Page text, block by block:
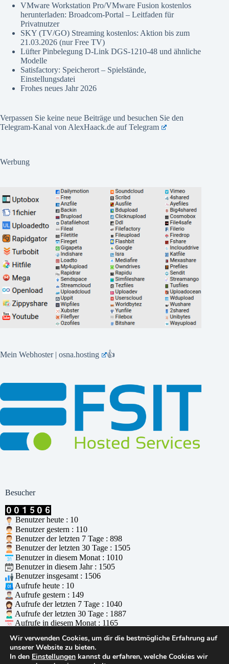
VMware Workstation Pro/VMware Fusion kostenlos
herunterladen: Broadcom-Portal – Leitfaden für
Privatnutzer
SKY (TV/GO) Streaming kostenlos: Aktion bis zum
21.03.2026 (nur Free TV)
Lüfter Pinbelegung D-Link DGS-1210-48 und ähnliche
Modelle
Satisfactory: Speicherort – Spielstände,
Einstellungsdatei
Frohes neues Jahr 2026
Verpassen Sie keine neue Beiträge und besuchen Sie den
Telegram-Kanal von AlexHaack.de aufTelegram
Werbung
Mein Webhoster | osna.hosting 👍
Besucher
Benutzer heute : 10
Benutzer gestern : 110
Benutzer der letzten 7 Tage : 898
Benutzer der letzten 30 Tage : 1505
Benutzer in diesem Monat : 1010
Benutzer in diesem Jahr : 1505
Benutzer insgesamt : 1506
Aufrufe heute : 10
Aufrufe gestern : 149
Aufrufe der letzten 7 Tage : 1040
Aufrufe der letzten 30 Tage : 1887
Aufrufe in diesem Monat : 1165
Aufrufe insgesamt : 1888
Wer ist online : 0
Unterstützt durchWPS Visitor Counter
Wir verwenden Cookies, um dir die bestmögliche Erfahrung auf
unserer Website zu bieten.
In den Einstellungen kannst du erfahren, welche Cookies wir